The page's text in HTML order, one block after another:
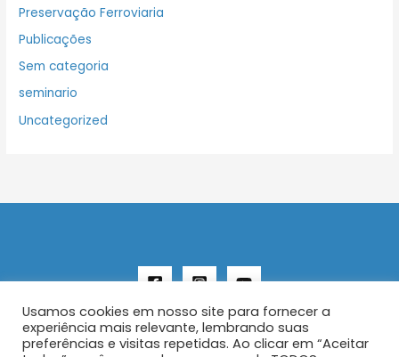
Preservação Ferroviaria
Publicações
Sem categoria
seminario
Uncategorized
Usamos cookies em nosso site para fornecer a
experiência mais relevante, lembrando suas
preferências e visitas repetidas. Ao clicar em “Aceitar